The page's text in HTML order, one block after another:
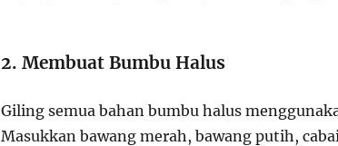
2. Membuat Bumbu Halus
Giling semua bahan bumbu halus
Masukkan bawang merah, bawang putih,